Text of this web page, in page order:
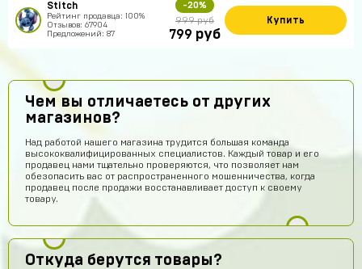
Stitch
Рейтинг продавца: 100%
Отзывов: 67904
Предложений: 87
-20%
999 руб
799 руб
Купить
Чем вы отличаетесь от других
магазинов?
Над работой нашего магазина трудится большая команда
высококвалифицированных специалистов. Каждый товар и его
продавец нами тщательно проверяются, что позволяет нам
обезопасить вас от распространенного мошенничества, когда
продавец после продажи восстанавливает доступ к своему
товару.
Откуда берутся товары?